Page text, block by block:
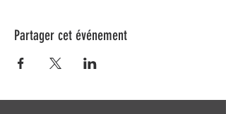
Partager cet événement